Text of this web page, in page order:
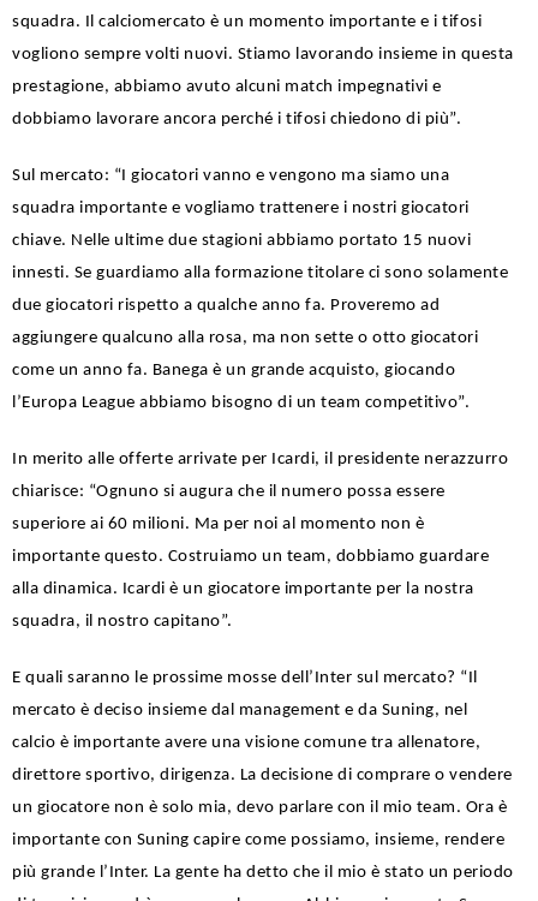
squadra. Il calciomercato è un momento importante e i tifosi
vogliono sempre volti nuovi. Stiamo lavorando insieme in questa
prestagione, abbiamo avuto alcuni match impegnativi e
dobbiamo lavorare ancora perché i tifosi chiedono di più”.
Sul mercato: “I giocatori vanno e vengono ma siamo una
squadra importante e vogliamo trattenere i nostri giocatori
chiave. Nelle ultime due stagioni abbiamo portato 15 nuovi
innesti. Se guardiamo alla formazione titolare ci sono solamente
due giocatori rispetto a qualche anno fa. Proveremo ad
aggiungere qualcuno alla rosa, ma non sette o otto giocatori
come un anno fa. Banega è un grande acquisto, giocando
l’Europa League abbiamo bisogno di un team competitivo”.
In merito alle offerte arrivate per Icardi, il presidente nerazzurro
chiarisce: “Ognuno si augura che il numero possa essere
superiore ai 60 milioni. Ma per noi al momento non è
importante questo. Costruiamo un team, dobbiamo guardare
alla dinamica. Icardi è un giocatore importante per la nostra
squadra, il nostro capitano”.
E quali saranno le prossime mosse dell’Inter sul mercato? “Il
mercato è deciso insieme dal management e da Suning, nel
calcio è importante avere una visione comune tra allenatore,
direttore sportivo, dirigenza. La decisione di comprare o vendere
un giocatore non è solo mia, devo parlare con il mio team. Ora è
importante con Suning capire come possiamo, insieme, rendere
più grande l’Inter. La gente ha detto che il mio è stato un periodo